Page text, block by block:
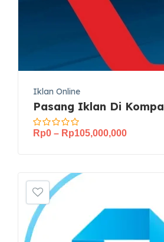
Iklan Online
Pasang Iklan Di
Rp0 – Rp105,000,000